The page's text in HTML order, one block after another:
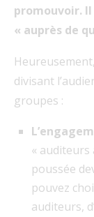
promouvoir.
« auprès de
divisant
groupes :
« auditeurs
poussée
pouvez
auditeurs,